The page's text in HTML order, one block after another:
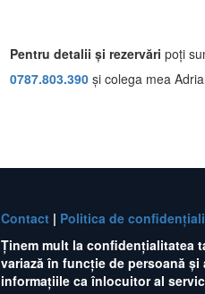
Pentru detalii și rezervări poți
0787 .803.39 0 și colega mea
Contact | Politica de
Ținem mult la confidențialitatea
variază în funcție de persoană
informațiile ca înlocuitor al